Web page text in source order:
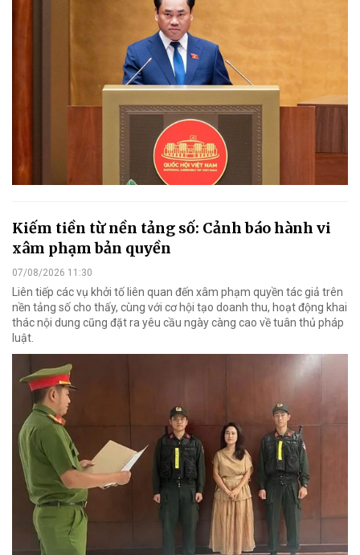
Kiếm tiền từ nền tảng số: Cảnh báo hành vi
xâm phạm bản quyền
07/08/2026 11:30
Liên tiếp các vụ khởi tố liên quan đến xâm phạm quyền tác giả trên
nền tảng số cho thấy, cùng với cơ hội tạo doanh thu, hoạt động khai
thác nội dung cũng đặt ra yêu cầu ngày càng cao về tuân thủ pháp
luật.